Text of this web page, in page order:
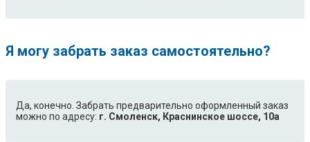
Я могу забрать заказ самостоятельно?
Да, конечно. Забрать предварительно оформленный заказ
можно по адресу: г. Смоленск, Краснинское шоссе, 10а